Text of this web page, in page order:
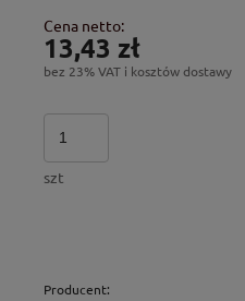
Cena netto:
13,43 zł
bez 23% VAT i kosztów dostawy
szt
Producent: